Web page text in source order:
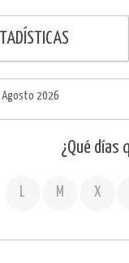
Agosto 2026
¿Qué días
L M X